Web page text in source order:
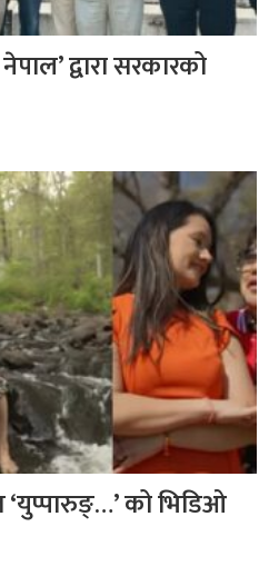
द्वारा सरकारको
‘युप्पारुङ्…’ को भिडिओ